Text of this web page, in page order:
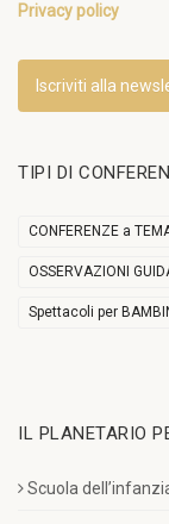
Privacy policy
Iscriviti alla
TIPI DI
CONFERENZE a
OSSERVAZIONI
Spettacoli per
IL PLANETARIO
Scuola